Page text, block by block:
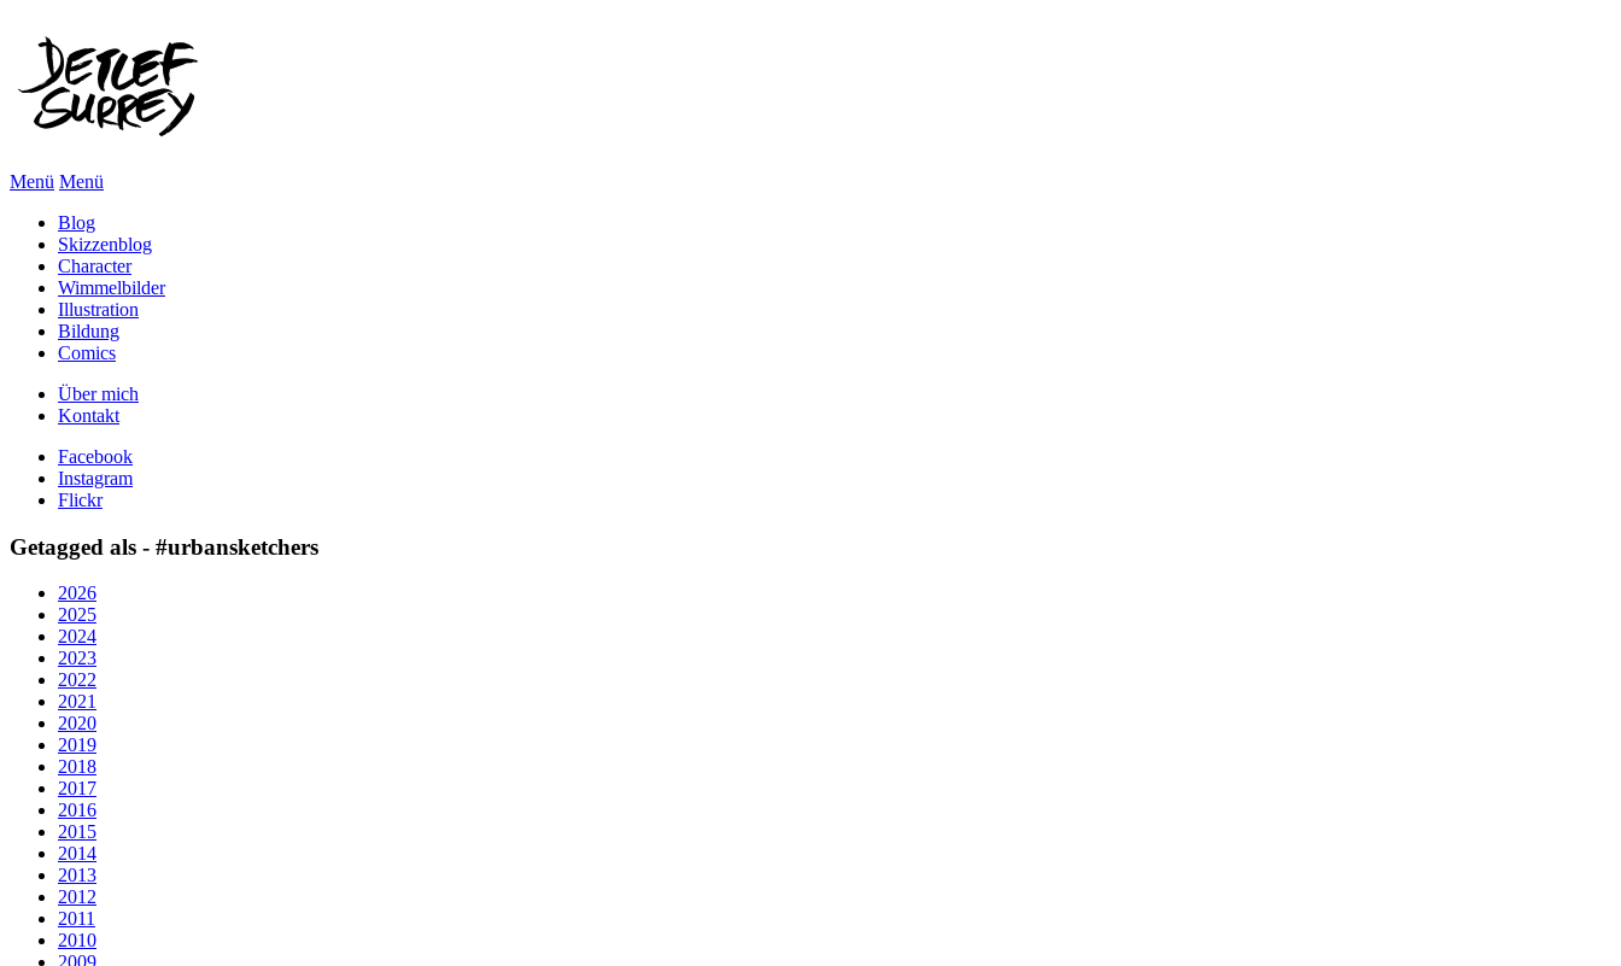
Menü Menü
Blog
Skizzenblog
Character
Wimmelbilder
Illustration
Bildung
Comics
Über mich
Kontakt
Facebook
Instagram
Flickr
Getagged als - #urbansketchers
2026
2025
2024
2023
2022
2021
2020
2019
2018
2017
2016
2015
2014
2013
2012
2011
2010